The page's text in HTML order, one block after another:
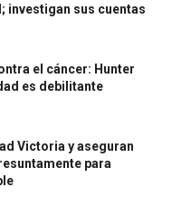
investigan sus cuentas
el cáncer: Hunter
es debilitante
Victoria y aseguran
para